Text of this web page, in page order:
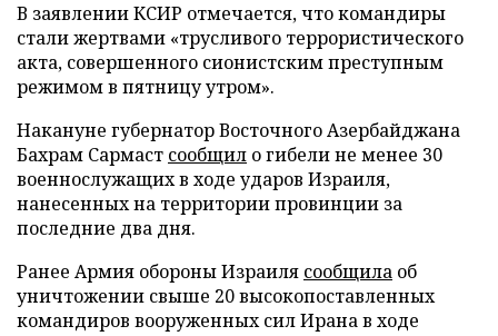
В заявлении КСИР отмечается, что командиры
стали жертвами «трусливого террористического
акта, совершенного сионистским преступным
режимом в пятницу утром».
Накануне губернатор Восточного Азербайджана
Бахрам Сармаст сообщил о гибели не менее 30
военнослужащих в ходе ударов Израиля,
нанесенных на территории провинции за
последние два дня.
Ранее Армия обороны Израиля сообщила об
уничтожении свыше 20 высокопоставленных
командиров вооруженных сил Ирана в ходе